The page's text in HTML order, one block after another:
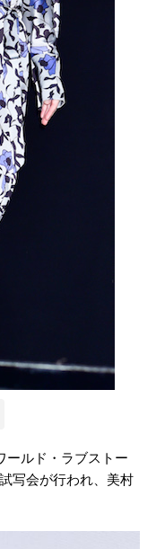
ールド・ラブストー
写会が行われ、美村